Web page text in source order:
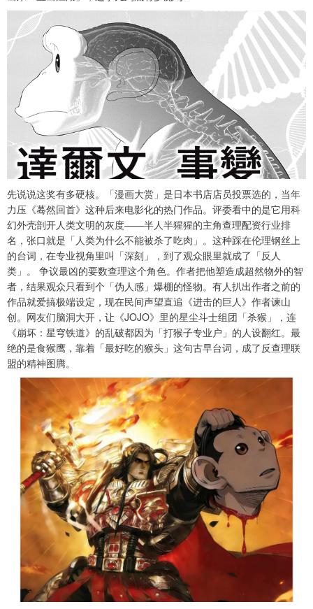
先说说这奖有多硬核。「漫画大赏」是日本书店店员投票选的，当年
力压《蓦然回首》这种后来电影化的热门作品。评委看中的是它用科
幻外壳剖开人类文明的灰度——半人半猩猩的主角查理配资行业排
名，张口就是「人类为什么不能被杀了吃肉」。这种踩在伦理钢丝上
的台词，在专业视角里叫「深刻」，到了观众眼里就成了「反人
类」。 争议最凶的要数查理这个角色。作者把他塑造成超然物外的智
者，结果观众只看到个「伪人感」爆棚的怪物。有人扒出作者之前的
作品就爱搞极端设定，现在民间声望直追《进击的巨人》作者谏山
创。网友们脑洞大开，让《JOJO》里的星尘斗士组团「杀猴」，连
《崩坏：星穹铁道》的乱破都因为「打猴子专业户」的人设翻红。最
绝的是食猴鹰，靠着「最好吃的猴头」这句古早台词，成了反查理联
盟的精神图腾。